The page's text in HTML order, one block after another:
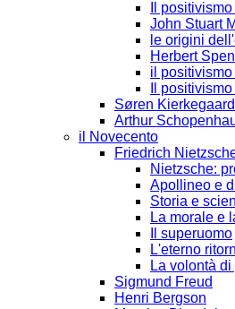
Il
John Stuart
le origini
Herbert
il positivismo
Il
Søren Kierkegaard
Arthur
il Novecento
Friedrich
Nietzsche:
Apollineo e
Storia e
La morale e
Il superuomo
L'eterno
La volontà
Sigmund Freud
Henri Bergson